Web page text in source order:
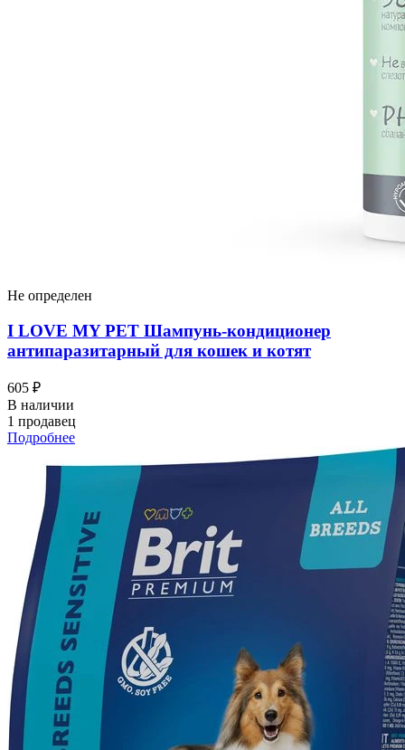
Не определен
I LOVЕ MY PET Шампунь-кондиционер
антипаразитарный для кошек и котят
605 ₽
В наличии
1 продавец
Подробнее